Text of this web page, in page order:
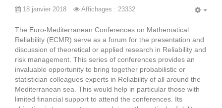
18 janvier 2018 Affichages : 23332
The Euro-Mediterranean Conferences on Mathematical
Reliability (ECMR) serve as a forum for the presentation and
discussion of theoretical or applied research in Reliability and
risk management. This series of conferences provides an
invaluable opportunity to bring together probabilistic or
statistician colleagues experts in Reliability of all around the
Mediterranean sea. This would help in particular those with
limited financial support to attend the conferences. Its